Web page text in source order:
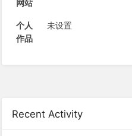
Recent Activity
网站
个人
作品
未设置